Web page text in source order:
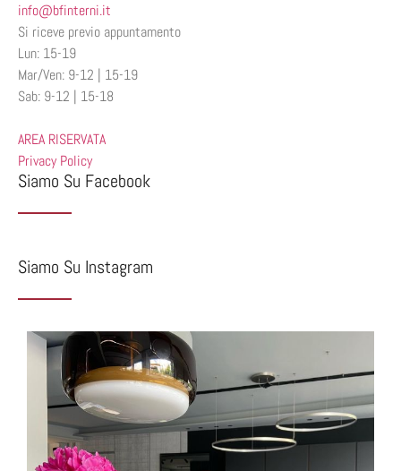
info@bfinterni.it
Si riceve previo appuntamento
Lun: 15-19
Mar/Ven: 9-12 | 15-19
Sab: 9-12 | 15-18
AREA RISERVATA
Privacy Policy
Siamo Su Facebook
Siamo Su Instagram